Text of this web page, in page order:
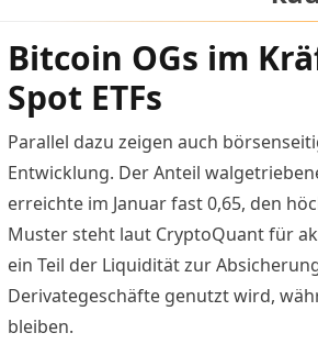
Bitcoin OGs im
Spot ETFs
Parallel dazu zeigen auch
Entwicklung. Der Anteil
erreichte im Januar fast 0,65, den
Muster steht laut CryptoQuant für
ein Teil der Liquidität zur
Derivategeschäfte genutzt wird,
bleiben.